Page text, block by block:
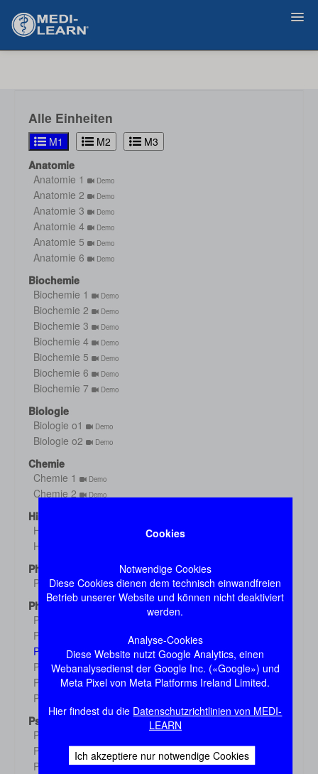
Cookies
Notwendige Cookies
Diese Cookies dienen dem technisch einwandfreien
Betrieb unserer Website und können nicht deaktiviert
werden.
Analyse-Cookies
Diese Website nutzt Google Analytics, einen
Webanalysedienst der Google Inc. («Google») und
Meta Pixel von Meta Platforms Ireland Limited.
Hier findest du die Datenschutzrichtlinien von MEDI-
LEARN
Ich akzeptiere nur notwendige Cookies
Alle Einheiten
M1 M2
M3
Anatomie
Anatomie 1
Demo
Anatomie 2 Demo
Anatomie 3 Demo
Anatomie 4 Demo
Anatomie 5 Demo
Anatomie 6 Demo
Biochemie
Biochemie 1
Demo
Biochemie 2 Demo
Biochemie 3 Demo
Biochemie 4 Demo
Biochemie 5 Demo
Biochemie 6 Demo
Biochemie 7 Demo
Biologie
Biologie o1
Demo
Biologie o2 Demo
Chemie
Chemie 1
Demo
Chemie 2 Demo
Histologie
Histologie s1
Histologie s2
Physik
Physik
Demo
Physiologie
Physiologie 1
Physiologie 2
Physiologie 3 Demo
Physiologie 4 Demo
Physiologie 5 Demo
Physiologie 6
Psychologie
Psychologie 1
Psychologie 2 Demo
Psychologie 3 Demo